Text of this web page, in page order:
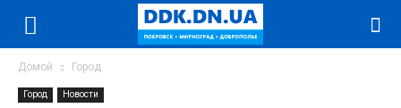
Домой Город
Город Новости